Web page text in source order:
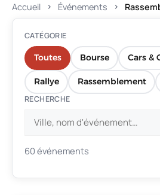
Accueil Événements
CATÉGORIE
Toutes Bourse Cars &
Rallye Rassemblement
RECHERCHE
60 événements